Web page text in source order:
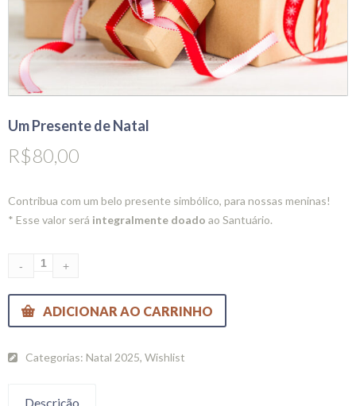
Um Presente de Natal
R$80,00
Contribua com um belo presente simbólico, para nossas meninas!
* Esse valor será integralmente doado ao Santuário.
ADICIONAR AO CARRINHO
Categorias: Natal 2025, Wishlist
Descrição